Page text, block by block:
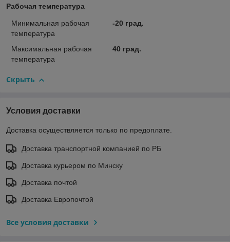
Рабочая температура
Минимальная рабочая
температура
-20 град.
Максимальная рабочая
температура
40 град.
Скрыть
Условия доставки
Доставка осуществляется только по предоплате.
Доставка транспортной компанией по РБ
Доставка курьером по Минску
Доставка почтой
Доставка Европочтой
Все условия доставки